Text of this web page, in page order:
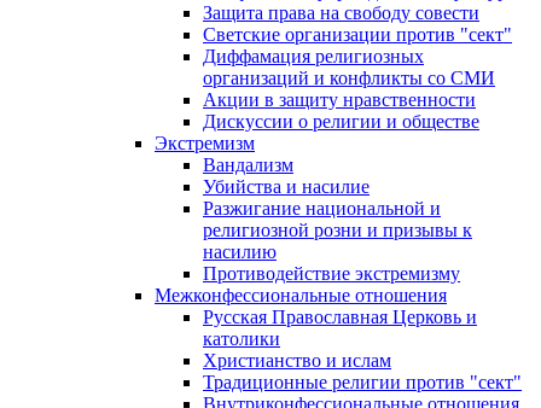
Защита права на свободу совести
Светские организации против "сект"
Диффамация религиозных
организаций и конфликты со СМИ
Акции в защиту нравственности
Дискуссии о религии и обществе
Экстремизм
Вандализм
Убийства и насилие
Разжигание национальной и
религиозной розни и призывы к
насилию
Противодействие экстремизму
Межконфессиональные отношения
Русская Православная Церковь и
католики
Христианство и ислам
Традиционные религии против "сект"
Внутриконфессиональные отношения